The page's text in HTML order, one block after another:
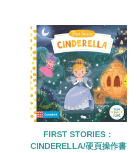
FIRST STORIES：
CINDERELLA/硬頁操作書